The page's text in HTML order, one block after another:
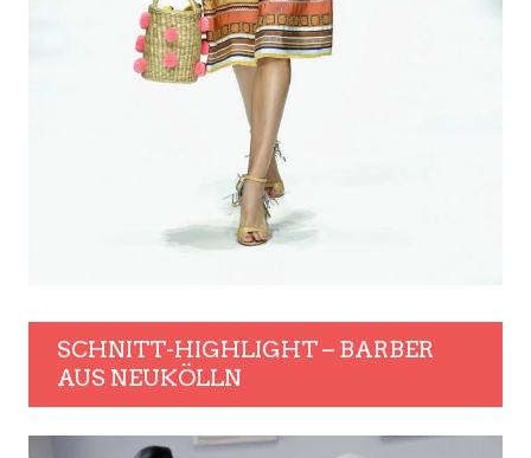
SCHNITT-HIGHLIGHT – BARBER
AUS NEUKÖLLN